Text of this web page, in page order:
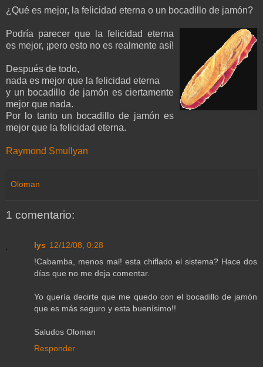
¿Qué es mejor, la felicidad eterna o un bocadillo de jamón?
Podría parecer que la felicidad eterna
es mejor, ¡pero esto no es realmente así!
Después de todo,
nada es mejor que la felicidad eterna
y un bocadillo de jamón es ciertamente
mejor que nada.
Por lo tanto un bocadillo de jamón es
mejor que la felicidad eterna.
Raymond Smullyan
Oloman
1 comentario:
lys 12/12/08, 0:28
!Cabamba, menos mal! esta chiflado el sistema? Hace dos
días que no me deja comentar.
Yo quería decirte que me quedo con el bocadillo de jamón
que es más seguro y esta buenísimo!!
Saludos Oloman
Responder